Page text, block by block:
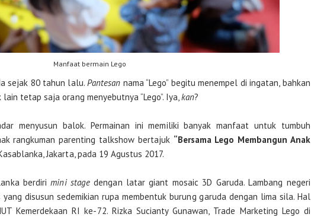
Manfaat bermain Lego
sejak 80 tahun lalu. Pantesan nama “Lego” begitu menempel di ingatan, bahkan
tetap saja orang menyebutnya “Lego”. Iya,kan?
menyusun balok. Permainan ini memiliki banyak manfaat untuk tumbuh
rangkuman parenting talkshow bertajuk “Bersama Lego Membangun Anak
Jakarta, pada 19 Agustus 2017.
berdirimini stage dengan latar giant mosaic 3D Garuda. Lambang negeri
disusun sedemikian rupa membentuk burung garuda dengan lima sila. Hal
Kemerdekaan RI ke-72. Rizka Sucianty Gunawan, Trade Marketing Lego di